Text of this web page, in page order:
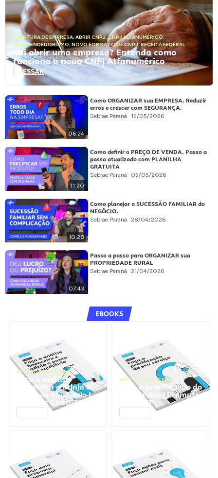
ABERTURA DE EMPRESA, ABRIR CNPJ,CNPJ ALFANUMÉRICO,
EMPREENDEDORISMO, NOVO FORMATO DE CNPJ,RECEITA FEDERAL
Vai abrir uma empresa? Entenda como
funciona o novo CNPJ Alfanumérico
ACESSAR
06:24
Como ORGANIZAR sua EMPRESA. Reduzir
erros e crescer com SEGURANÇA.
Sebrae Paraná 12/05/2026
11:20
Como definir o PREÇO DE VENDA. Passo a
passo atualizado com PLANILHA
GRATUITA
Sebrae Paraná 05/05/2026
10:28
Como planejar a SUCESSÃO FAMILIAR do
NEGÓCIO.
Sebrae Paraná 28/04/2026
07:43
Passo a passo para ORGANIZAR sua
PROPRIEDADE RURAL
Sebrae Paraná 21/04/2026
EBOOKS
GESTÃO FINANCEIRA
Faça a análise
financeira e atinja o
ponto de equilíbrio |
Prompts ChatGPT
GESTÃO FINANCEIRA
Faça a precificação do
seu serviço | Prompts
ChatGPT